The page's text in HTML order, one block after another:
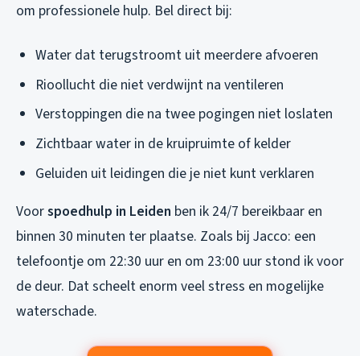
om professionele hulp. Bel direct bij:
Water dat terugstroomt uit meerdere afvoeren
Rioollucht die niet verdwijnt na ventileren
Verstoppingen die na twee pogingen niet loslaten
Zichtbaar water in de kruipruimte of kelder
Geluiden uit leidingen die je niet kunt verklaren
Voorspoedhulp in Leiden ben ik 24/7 bereikbaar en
binnen 30 minuten ter plaatse. Zoals bij Jacco: een
telefoontje om 22:30 uur en om 23:00 uur stond ik voor
de deur. Dat scheelt enorm veel stress en mogelijke
waterschade.